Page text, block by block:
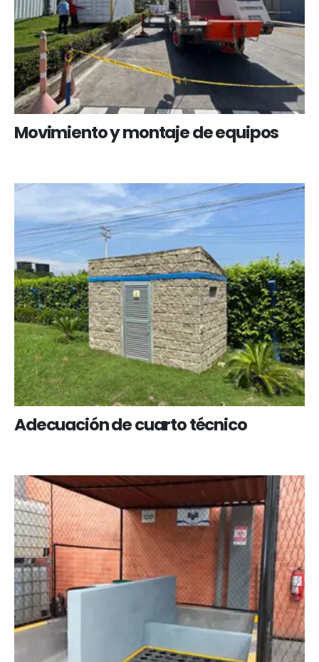
Movimiento y montaje de equipos
Adecuación de cuarto técnico